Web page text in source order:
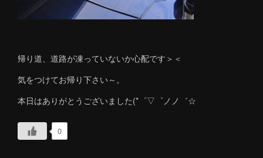
帰り道、道路が凍っていないか心配です＞＜
気をつけてお帰り下さい～。
本日はありがとうございました(*゜▽゜ノノ゛☆
0